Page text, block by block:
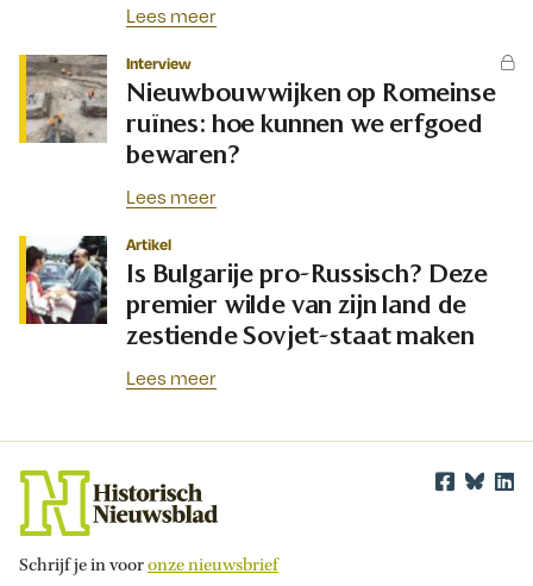
Lees meer
Interview
Nieuwbouwwijken op Romeinse
ruïnes: hoe kunnen we erfgoed
bewaren?
Lees meer
Artikel
Is Bulgarije pro-Russisch? Deze
premier wilde van zijn land de
zestiende Sovjet-staat maken
Lees meer
Schrijf je in vooronze nieuwsbrief